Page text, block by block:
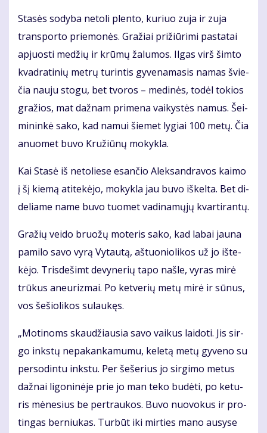
Sta­sės so­dy­ba ne­to­li plen­to, ku­riuo zu­ja ir zu­ja
trans­por­to prie­mo­nės. Gra­žiai pri­žiū­ri­mi pa­sta­tai
ap­juos­ti me­džių ir krū­mų ža­lu­mos. Il­gas virš šim­to
kvad­ra­ti­nių met­rų tu­rin­tis gy­ve­na­ma­sis na­mas švie­
čia nau­ju sto­gu, bet tvo­ros – me­di­nės, to­dėl to­kios
gra­žios, mat daž­nam pri­me­na vai­kys­tės na­mus. Šei­
mi­nin­kė sa­ko, kad na­mui šie­met ly­giai 100 me­tų. Čia
anuo­met bu­vo Kru­žiū­nų mo­kyk­la.
Kai Sta­sė iš ne­to­lie­se esan­čio Alek­san­dra­vos kai­mo
į šį kie­mą ati­te­kė­jo, mo­kyk­la jau bu­vo iš­kel­ta. Bet di­
de­lia­me na­me bu­vo tuo­met va­di­na­mų­jų kvar­ti­ran­tų.
Gra­žių vei­do bruo­žų mo­te­ris sa­ko, kad la­bai jau­na
pa­mi­lo sa­vo vy­rą Vy­tau­tą, aš­tuo­nio­li­kos už jo iš­te­
kė­jo. Tris­de­šimt de­vy­ne­rių ta­po naš­le, vy­ras mi­rė
trū­kus aneu­riz­mai. Po ket­ve­rių me­tų mi­rė ir sū­nus,
vos še­šio­li­kos su­lau­kęs.
„Mo­ti­noms skau­džiau­sia sa­vo vai­kus lai­do­ti. Jis sir­
go inks­tų ne­pa­kan­ka­mu­mu, ke­le­tą me­tų gy­ve­no su
per­so­din­tu inks­tu. Per še­še­rius jo sir­gi­mo me­tus
daž­nai li­go­ni­nė­je prie jo man te­ko bu­dė­ti, po ke­tu­
ris mė­ne­sius be per­trau­kos. Bu­vo nuo­vo­kus ir pro­
tin­gas ber­niu­kas. Tur­būt iki mir­ties ma­no au­sy­se